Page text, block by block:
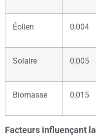
Éolien 0,004
Solaire 0,005
Biomasse 0,015
Facteurs influençant